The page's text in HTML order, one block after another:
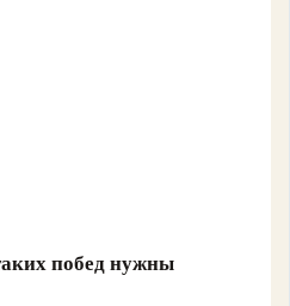
побед нужны